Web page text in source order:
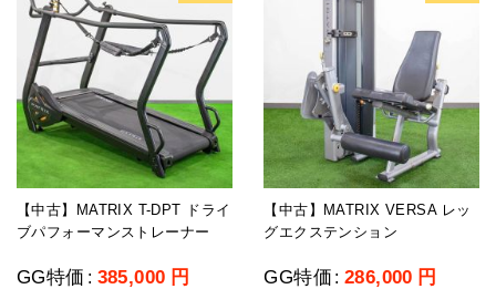
【中古】MATRIX T-DPT ドライ
ブパフォーマンストレーナー
GG特価 : 385,000 円
【中古】MATRIX VERSA レッ
グエクステンション
GG特価 : 286,000 円